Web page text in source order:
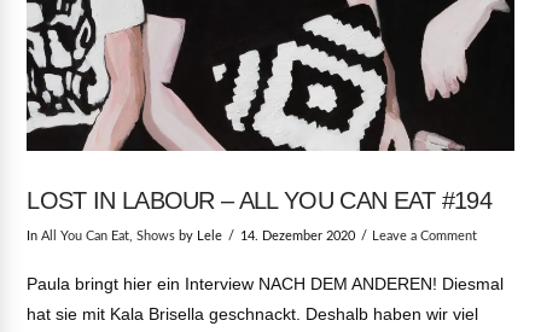
LOST IN LABOUR – ALL YOU CAN EAT #194
InAll You Can Eat,Shows by Lele 14. Dezember 2020 Leave a Comment
Paula bringt hier ein Interview NACH DEM ANDEREN! Diesmal
hat sie mit Kala Brisella geschnackt. Deshalb haben wir viel